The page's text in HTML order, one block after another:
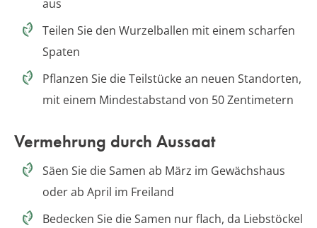
aus
Teilen Sie den Wurzelballen mit einem scharfen
Spaten
Pflanzen Sie die Teilstücke an neuen Standorten,
mit einem Mindestabstand von 50 Zentimetern
Vermehrung durch Aussaat
Säen Sie die Samen ab März im Gewächshaus
oder ab April im Freiland
Bedecken Sie die Samen nur flach, da Liebstöckel